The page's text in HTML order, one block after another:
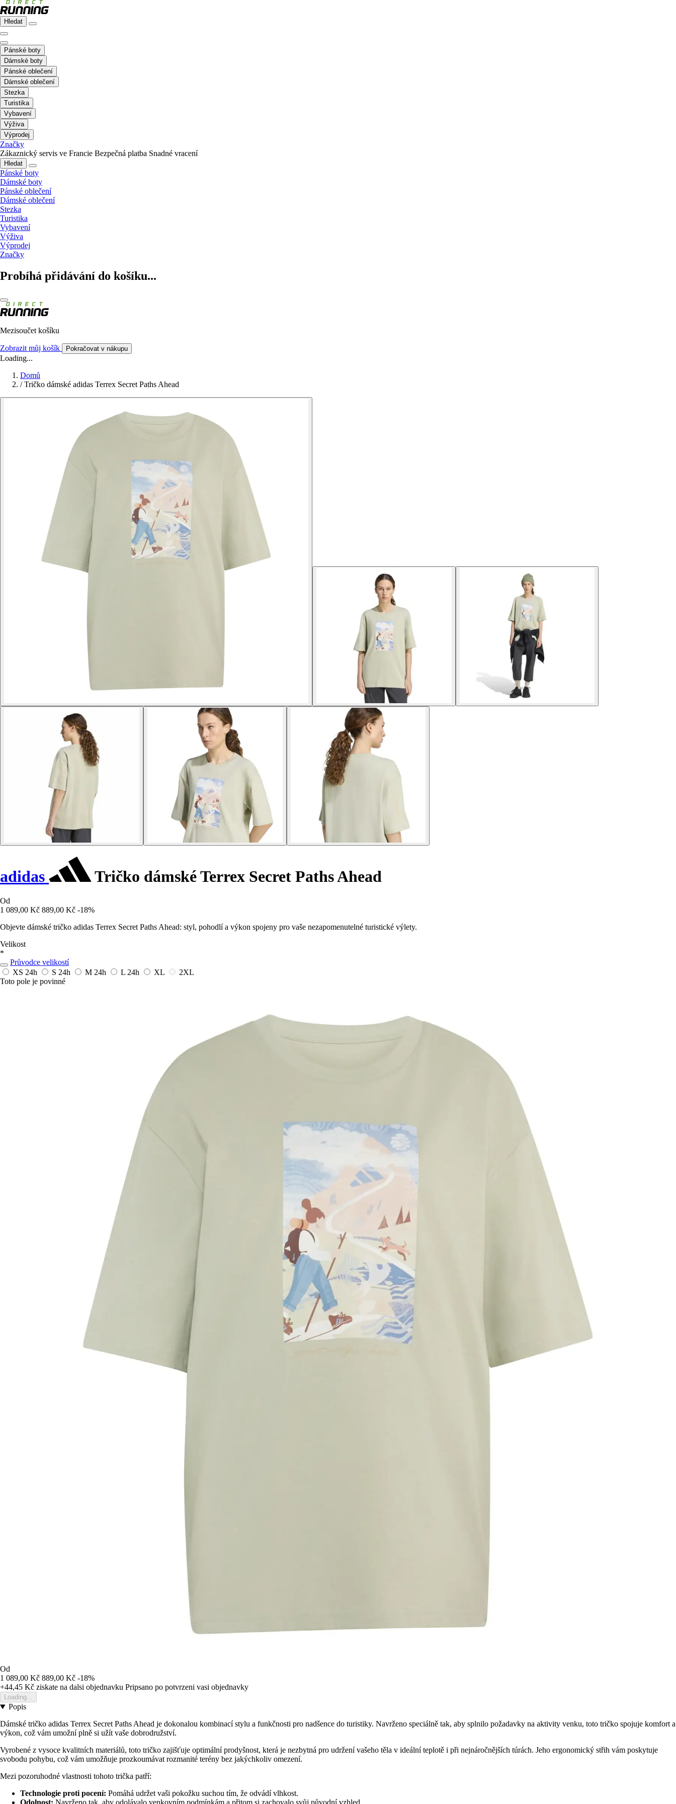
Hledat
Pánské boty
Dámské boty
Pánské oblečení
Dámské oblečení
Stezka
Turistika
Vybavení
Výživa
Výprodej
Značky
Zákaznický servis ve Francie Bezpečná platba Snadné vracení
Hledat
Pánské boty
Dámské boty
Pánské oblečení
Dámské oblečení
Stezka
Turistika
Vybavení
Výživa
Výprodej
Značky
Probíhá přidávání do košíku...
Mezisoučet košíku
Zobrazit můj košík Pokračovat v nákupu
Loading...
Domů
/ Tričko dámské adidas Terrex Secret Paths Ahead
adidas Tričko dámské Terrex Secret Paths Ahead
Od
1 089,00 Kč 889,00 Kč -18%
Objevte dámské tričko adidas Terrex Secret Paths Ahead: styl, pohodlí a výkon spojeny pro vaše nezapomenutelné turistické výlety.
Velikost
*
Průvodce velikostí
XS 24h S 24h M 24h L 24h XL
2XL
Toto pole je povinné
Od
1 089,00 Kč 889,00 Kč -18%
+44,45 Kč ziskate na dalsi objednavku Pripsano po potvrzeni vasi objednavky
Loading...
Popis
Dámské tričko adidas Terrex Secret Paths Ahead je dokonalou kombinací stylu a funkčnosti pro nadšence do turistiky. Navrženo speciálně tak, aby splnilo požadavky na aktivity venku, toto tričko spojuje komfort a
výkon, což vám umožní plně si užít vaše dobrodružství.
Vyrobené z vysoce kvalitních materiálů, toto tričko zajišťuje optimální prodyšnost, která je nezbytná pro udržení vašeho těla v ideální teplotě i při nejnáročnějších túrách. Jeho ergonomický střih vám poskytuje
svobodu pohybu, což vám umožňuje prozkoumávat rozmanité terény bez jakýchkoliv omezení.
Mezi pozoruhodné vlastnosti tohoto trička patří:
Technologie proti pocení: Pomáhá udržet vaši pokožku suchou tím, že odvádí vlhkost.